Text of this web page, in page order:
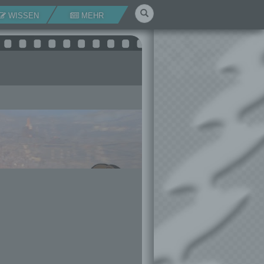
WISSEN MEHR Suchen